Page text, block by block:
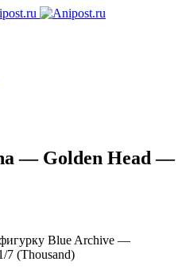
— Golden Head —
Blue Archive —
(Thousand)